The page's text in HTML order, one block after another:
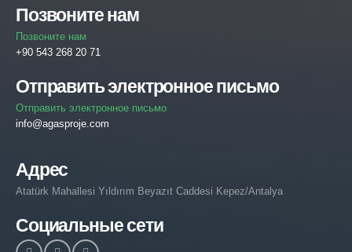
Позвоните нам
Позвоните нам
+90 543 268 20 71
Отправить электронное письмо
Отправить электронное письмо
info@agasproje.com
Адрес
Atatürk Mahallesi Yıldırım Beyazıt Caddesi Kepez/Antalya
Социальные сети